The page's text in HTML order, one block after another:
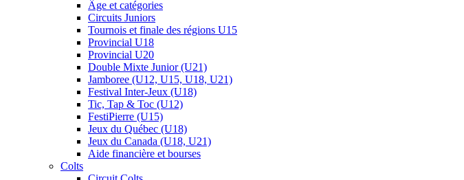
Âge et catégories
Circuits Juniors
Tournois et finale des régions U15
Provincial U18
Provincial U20
Double Mixte Junior (U21)
Jamboree (U12, U15, U18, U21)
Festival Inter-Jeux (U18)
Tic, Tap & Toc (U12)
FestiPierre (U15)
Jeux du Québec (U18)
Jeux du Canada (U18, U21)
Aide financière et bourses
Colts